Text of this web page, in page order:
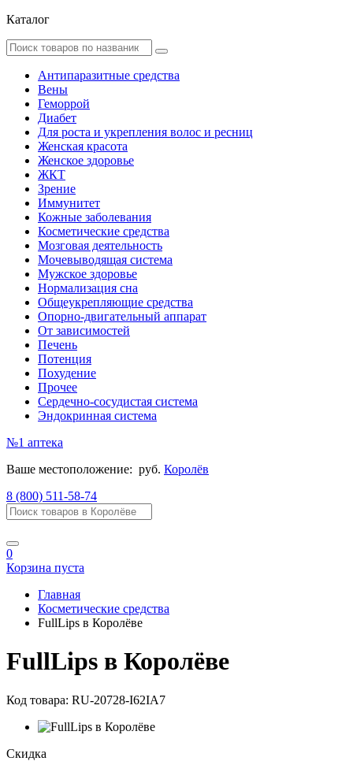
Каталог
Антипаразитные средства
Вены
Геморрой
Диабет
Для роста и укрепления волос и ресниц
Женская красота
Женское здоровье
ЖКТ
Зрение
Иммунитет
Кожные заболевания
Косметические средства
Мозговая деятельность
Мочевыводящая система
Мужское здоровье
Нормализация сна
Общеукрепляющие средства
Опорно-двигательный аппарат
От зависимостей
Печень
Потенция
Похудение
Прочее
Сердечно-сосудистая система
Эндокринная система
№1 аптека
Ваше местоположение: руб. Королёв
8 (800) 511-58-74
0
Корзина пуста
Главная
Косметические средства
FullLips в Королёве
FullLips в Королёве
Код товара: RU-20728-I62IA7
Скидка